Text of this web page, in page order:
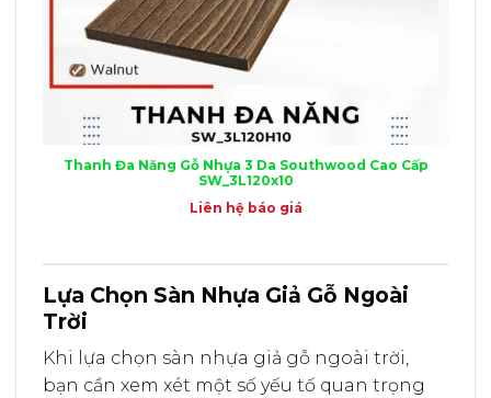
Thanh Đa Năng Gỗ Nhựa 3 Da Southwood Cao Cấp
SW_3L120x10
Liên hệ báo giá
Lựa Chọn Sàn Nhựa Giả Gỗ Ngoài
Trời
Khi lựa chọn sàn nhựa giả gỗ ngoài trời,
bạn cần xem xét một số yếu tố quan trọng